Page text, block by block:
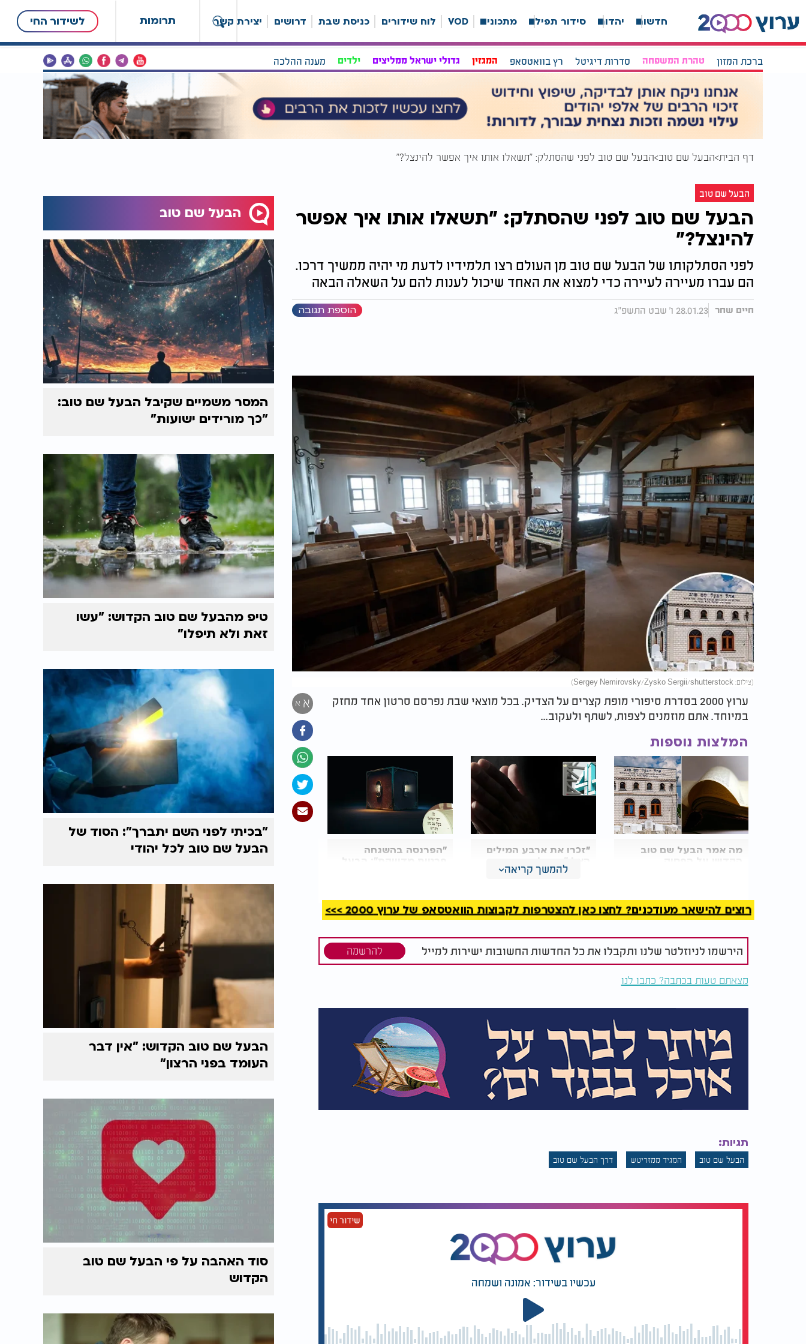
תרומות לשידור החי חדשות יהדות סידור תפילה מתכונים VOD לוח שידורים כניסת שבת דרושים יצירת קשר
ברכת המזון טהרת המשפחה סדרות דיגיטל רץ בוואטסאפ המגזין גדולי ישראל ממליצים ילדים מענה ההלכה
דף הבית הבעל שם טוב הבעל שם טוב לפני שהסתלק: "תשאלו אותו איך אפשר להינצל?"
הבעל שם טוב
הבעל שם טוב לפני שהסתלק: "תשאלו אותו איך אפשר
להינצל?"
לפני הסתלקותו של הבעל שם טוב מן העולם רצו תלמידיו לדעת מי יהיה ממשיך דרכו.
הם עברו מעיירה לעיירה כדי למצוא את האחד שיכול לענות להם על השאלה הבאה
חיים שחר 28.01.23 ו' שבט התשפ"ג הוספת תגובה
(צילום: Sergey Nemirovsky/Zysko Sergii/shutterstock)
א א
ערוץ 2000 בסדרת סיפורי מופת קצרים על הצדיק. בכל מוצאי שבת נפרסם סרטון אחד מחזק
במיוחד. אתם מוזמנים לצפות, לשתף ולעקוב...
המלצות נוספות
מה אמר הבעל שם טוב
הקדוש על הפסוק
"זכרו את ארבע המילים
האלו": סגולה בדוקה
מהבעל שם טוב הקדוש
"הפרנסה בהשגחה
פרטית מדוייקת": הבעל
להמשך קריאה
רוצים להישאר מעודכנים? לחצו כאן להצטרפות לקבוצות הוואטסאפ של ערוץ 2000 >>>
הירשמו לניוזלטר שלנו ותקבלו את כל החדשות החשובות ישירות למייל להרשמה
מצאתם טעות בכתבה? כתבו לנו
תגיות:
הבעל שם טוב המגיד ממזריטש דרך הבעל שם טוב
שידור חי
עכשיו בשידור: אמונה ושמחה
הבעל שם טוב
המסר משמיים שקיבל הבעל שם טוב:
"כך מורידים ישועות"
טיפ מהבעל שם טוב הקדוש: "עשו
זאת ולא תיפלו"
"בכיתי לפני השם יתברך": הסוד של
הבעל שם טוב לכל יהודי
הבעל שם טוב הקדוש: "אין דבר
העומד בפני הרצון"
סוד האהבה על פי הבעל שם טוב
הקדוש